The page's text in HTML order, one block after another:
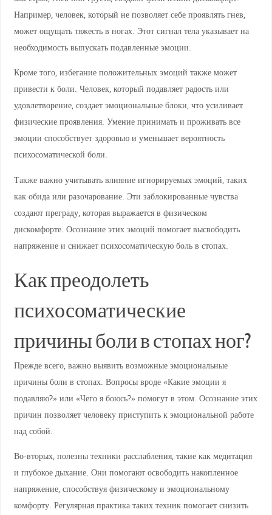
Например, человек, который не позволяет себе проявлять гнев,
может ощущать тяжесть в ногах. Этот сигнал тела указывает на
необходимость выпускать подавленные эмоции.
Кроме того, избегание положительных эмоций также может
привести к боли. Человек, который подавляет радость или
удовлетворение, создает эмоциональные блоки, что усиливает
физические проявления. Умение принимать и проживать все
эмоции способствует здоровью и уменьшает вероятность
психосоматической боли.
Также важно учитывать влияние игнорируемых эмоций, таких
как обида или разочарование. Эти заблокированные чувства
создают преграду, которая выражается в физическом
дискомфорте. Осознание этих эмоций помогает высвободить
напряжение и снижает психосоматическую боль в стопах.
Как преодолеть
психосоматические
причины боли в стопах ног?
Прежде всего, важно выявить возможные эмоциональные
причины боли в стопах. Вопросы вроде «Какие эмоции я
подавляю?» или «Чего я боюсь?» помогут в этом. Осознание этих
причин позволяет человеку приступить к эмоциональной работе
над собой.
Во-вторых, полезны техники расслабления, такие как медитация
и глубокое дыхание. Они помогают освободить накопленное
напряжение, способствуя физическому и эмоциональному
комфорту. Регулярная практика таких техник помогает снизить